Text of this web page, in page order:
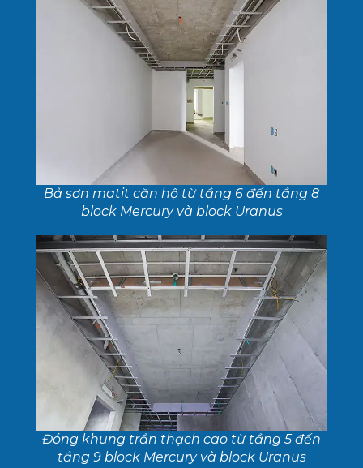
Bả sơn matit căn hộ từ tầng 6 đến tầng 8
block Mercury và block Uranus
Đóng khung trần thạch cao từ tầng 5 đến
tầng 9 block Mercury và block Uranus